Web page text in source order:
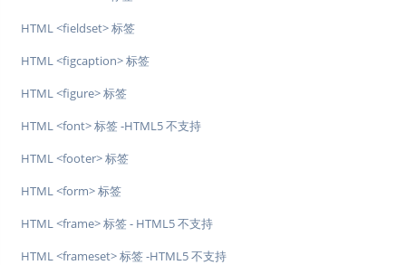
HTML <fieldset> 标签
HTML <figcaption> 标签
HTML <figure> 标签
HTML <font> 标签 -HTML5 不支持
HTML <footer> 标签
HTML <form> 标签
HTML <frame> 标签 - HTML5 不支持
HTML <frameset> 标签 -HTML5 不支持